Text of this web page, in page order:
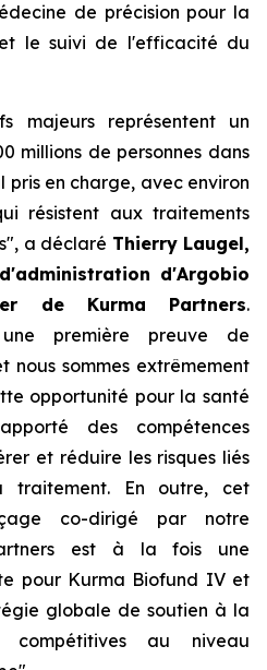
de précision pour la
le suivi de l'efficacité du
majeurs représentent un
millions de personnes dans
pris en charge, avec environ
résistent aux traitements
a déclaré Thierry Laugel,
d'Argobio
de Kurma Partners.
première preuve de
nous sommes extrêmement
opportunité pour la santé
des compétences
et réduire les risques liés
traitement. En outre, cet
co-dirigé par notre
est à la fois une
pour Kurma Biofund IV et
globale de soutien à la
compétitives au niveau